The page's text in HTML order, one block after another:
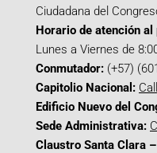
Ciudadana del
Horario de atención al
Lunes a Viernes de
Conmutador: (+57)
Capitolio Nacional:
Edificio Nuevo del
Sede Administrativa:
Claustro Santa Clara